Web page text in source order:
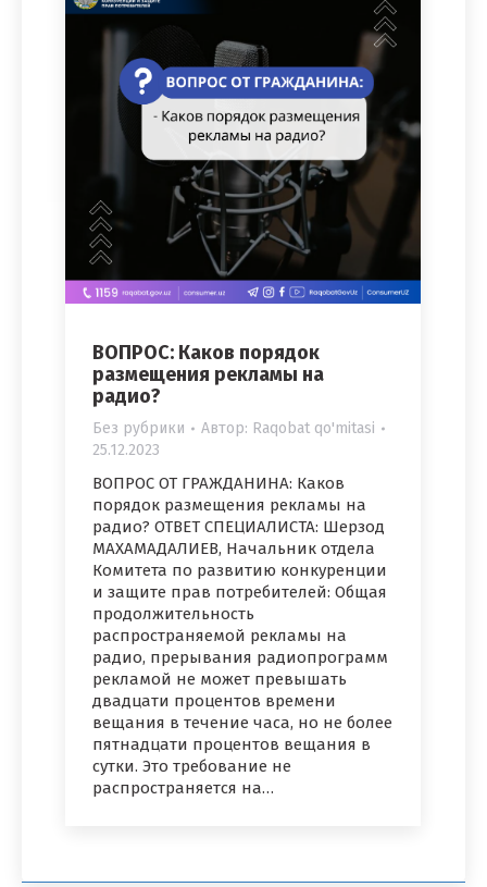
ВОПРОС: Каков порядок
размещения рекламы на
радио?
Без рубрики Автор: Raqobat qo'mitasi
25.12.2023
ВОПРОС ОТ ГРАЖДАНИНА: Каков
порядок размещения рекламы на
радио? ОТВЕТ СПЕЦИАЛИСТА: Шерзод
МАХАМАДАЛИЕВ, Начальник отдела
Комитета по развитию конкуренции
и защите прав потребителей: Общая
продолжительность
распространяемой рекламы на
радио, прерывания радиопрограмм
рекламой не может превышать
двадцати процентов времени
вещания в течение часа, но не более
пятнадцати процентов вещания в
сутки. Это требование не
распространяется на…